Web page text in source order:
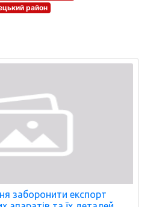
район
заборонити експорт